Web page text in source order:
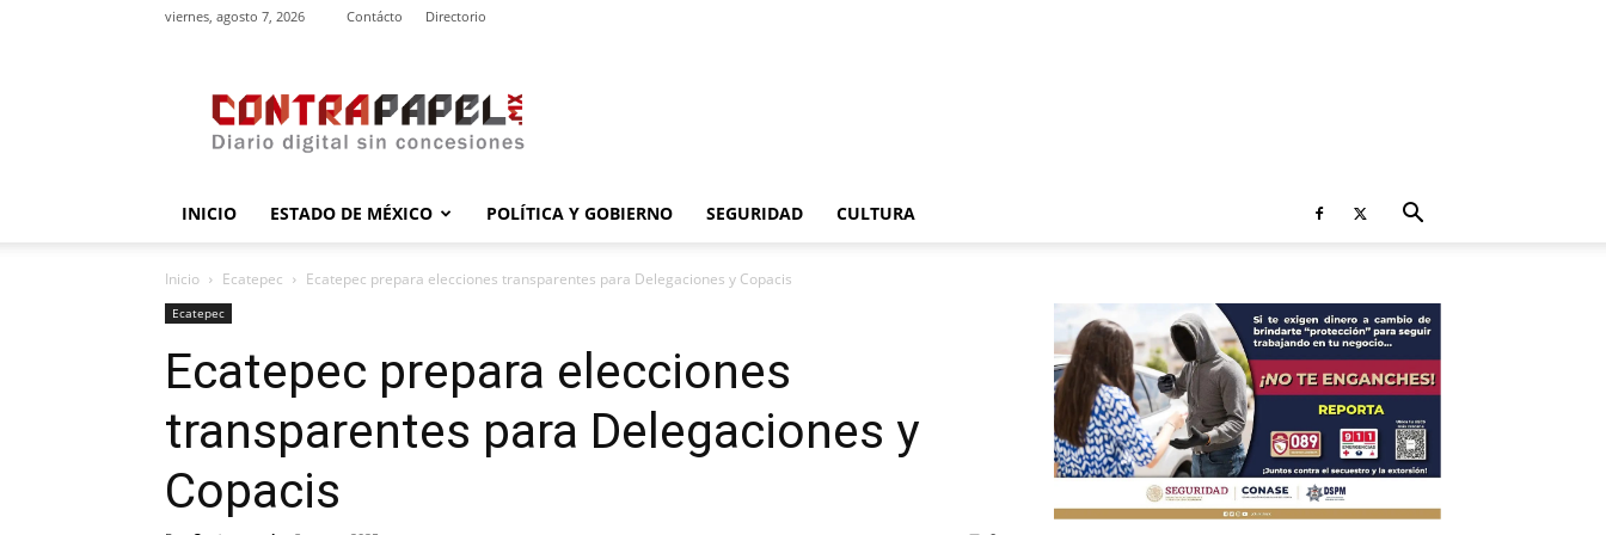
viernes, agosto 7, 2026 Contácto Directorio
INICIO ESTADO DE MÉXICO POLÍTICA Y GOBIERNO SEGURIDAD CULTURA
Inicio Ecatepec Ecatepec prepara elecciones transparentes para Delegaciones y Copacis
Ecatepec
Ecatepec prepara elecciones
transparentes para Delegaciones y
Copacis